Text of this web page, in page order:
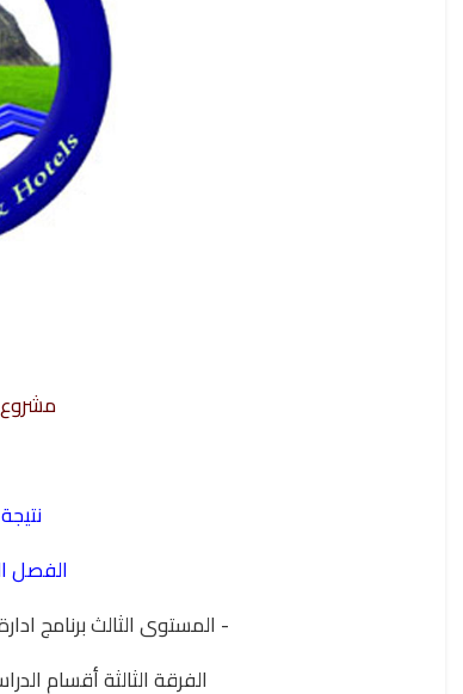
مشروع
الفصل
- المستوى الثالث برنامج
الفرقة الثالثة أقسام